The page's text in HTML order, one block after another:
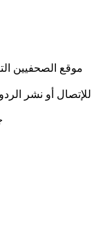
موقع الصحفيين